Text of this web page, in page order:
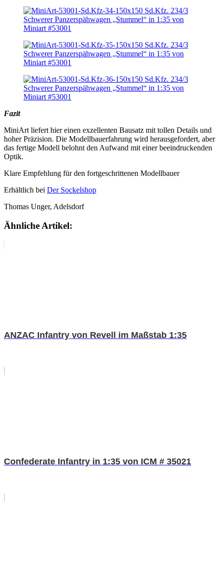
Fazit
MiniArt liefert hier einen exzellenten Bausatz mit tollen Details und
hoher Präzision. Die Modellbauerfahrung wird herausgefordert, aber
das fertige Modell belohnt den Aufwand mit einer beeindruckenden
Optik.
Klare Empfehlung für den fortgeschrittenen Modellbauer
Erhältlich bei Der Sockelshop
Thomas Unger, Adelsdorf
Ähnliche Artikel:
ANZAC Infantry von Revell im Maßstab 1:35
Confederate Infantry in 1:35 von ICM # 35021